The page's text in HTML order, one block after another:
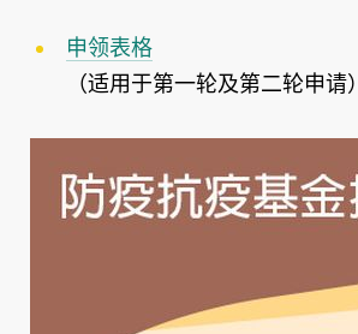
申领表格
（适用于第一轮及第二轮申请）